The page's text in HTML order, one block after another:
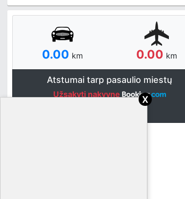
0.00 km 0.00 km
Atstumai tarp pasaulio miestų
Užsakyti nakvynę x